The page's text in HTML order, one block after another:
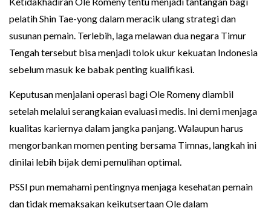
pelatih Shin Tae-yong dalam meracik ulang strategi dan
susunan pemain. Terlebih, laga melawan dua negara Timur
Tengah tersebut bisa menjadi tolok ukur kekuatan Indonesia
sebelum masuk ke babak penting kualifikasi.
Keputusan menjalani operasi bagi Ole Romeny diambil
setelah melalui serangkaian evaluasi medis. Ini demi menjaga
kualitas kariernya dalam jangka panjang. Walaupun harus
mengorbankan momen penting bersama Timnas, langkah ini
dinilai lebih bijak demi pemulihan optimal.
PSSI pun memahami pentingnya menjaga kesehatan pemain
dan tidak memaksakan keikutsertaan Ole dalam